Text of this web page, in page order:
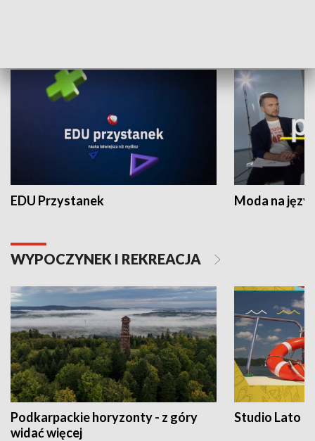
EDU Przystanek Moda na
WYPOCZYNEK I REKREACJA
Podkarpackie horyzonty - z góry
widać więcej
Studio Lato